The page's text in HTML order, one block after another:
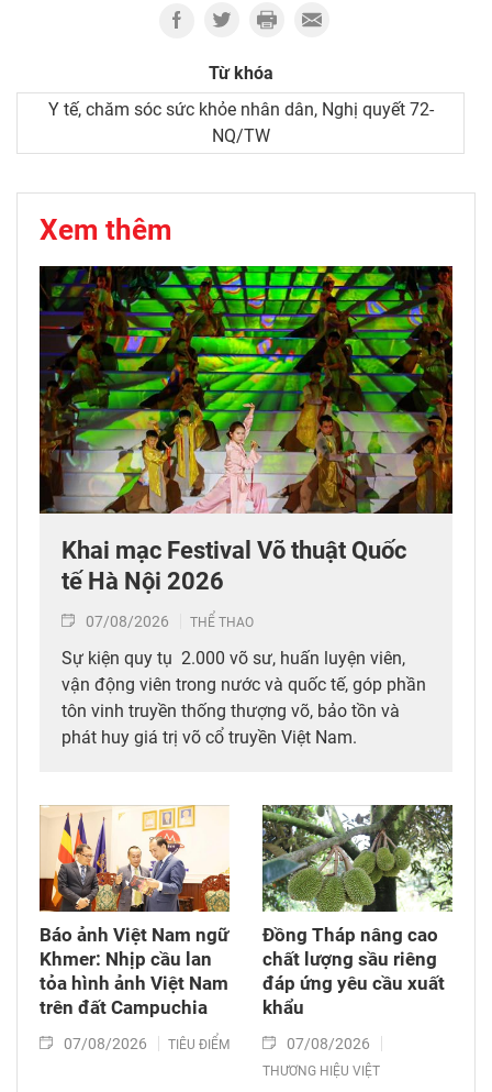
Từ khóa
Y tế, chăm sóc sức khỏe nhân dân, Nghị quyết 72-
NQ/TW
Xem thêm
Khai mạc Festival Võ thuật Quốc
tế Hà Nội 2026
07/08/2026 THỂ THAO
Sự kiện quy tụ 2.000 võ sư, huấn luyện viên,
vận động viên trong nước và quốc tế, góp phần
tôn vinh truyền thống thượng võ, bảo tồn và
phát huy giá trị võ cổ truyền Việt Nam.
Báo ảnh Việt Nam ngữ
Khmer: Nhịp cầu lan
tỏa hình ảnh Việt Nam
trên đất Campuchia
07/08/2026 TIÊU ĐIỂM
Đồng Tháp nâng cao
chất lượng sầu riêng
đáp ứng yêu cầu xuất
khẩu
07/08/2026
THƯƠNG HIỆU VIỆT